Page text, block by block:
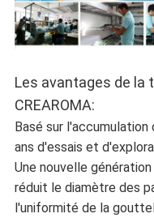
Les avantages de la
CREAROMA:
Basé sur l'accumulation
ans d'essais et
Une nouvelle
réduit le diamètre des
l'uniformité de la